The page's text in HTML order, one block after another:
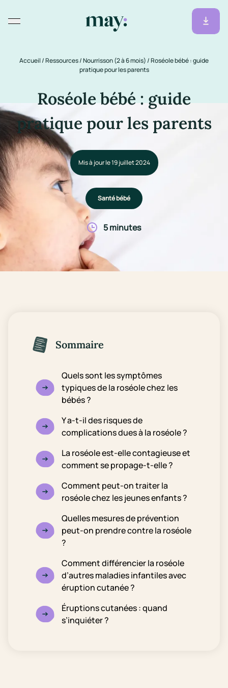
Accueil/Ressources/Nourrisson (2 à 6 mois)/Roséole bébé : guide
pratique pour les parents
Roséole bébé : guide
pratique pour les parents
Mis à jour le 19 juillet 2024
Santé bébé
5 minutes
Sommaire
Quels sont les symptômes
typiques de la roséole chez les
bébés ?
Y a-t-il des risques de
complications dues à la roséole ?
La roséole est-elle contagieuse et
comment se propage-t-elle ?
Comment peut-on traiter la
roséole chez les jeunes enfants ?
Quelles mesures de prévention
peut-on prendre contre la roséole
?
Comment différencier la roséole
d’autres maladies infantiles avec
éruption cutanée ?
Éruptions cutanées : quand
s’inquiéter ?